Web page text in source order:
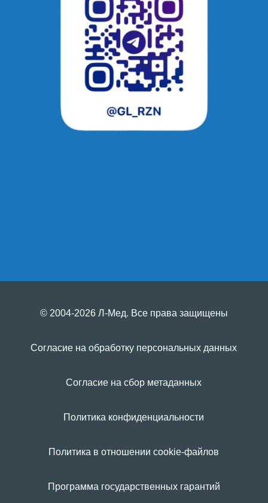
© 2004-2026 Л-Мед. Все права защищены
Согласие на обработку персональных данных
Согласие на сбор метаданных
Политика конфиденциальности
Политика в отношении cookie-файлов
Программа государственных гарантий